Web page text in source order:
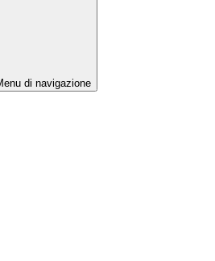
di navigazione